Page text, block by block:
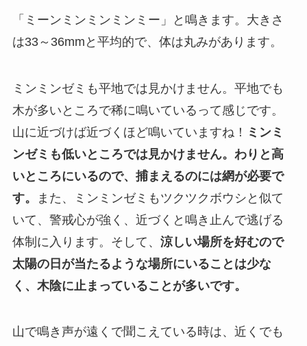
「ミーンミンミンミンミー」と鳴きます。大きさ
は33～36mmと平均的で、体は丸みがあります。
ミンミンゼミも平地では見かけません。平地でも
木が多いところで稀に鳴いているって感じです。
山に近づけば近づくほど鳴いていますね！ ミンミ
ンゼミも低いところでは見かけません。わりと高
いところにいるので、捕まえるのには網が必要で
す。
また、ミンミンゼミもツクツクボウシと似て
いて、警戒心が強く、近づくと鳴き止んで逃げる
体制に入ります。そして、 涼しい場所を好むので
太陽の日が当たるような場所にいることは少な
く、木陰に止まっていることが多いです。
山で鳴き声が遠くで聞こえている時は、近くでも